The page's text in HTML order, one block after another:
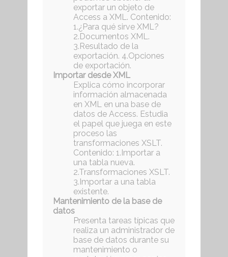
exportar un objeto de
Access a XML. Contenido:
1.¿Para qué sirve XML?
2.Documentos XML.
3.Resultado de la
exportación. 4.Opciones
de exportación.
Importar desde XML
Explica cómo incorporar
información almacenada
en XML en una base de
datos de Access. Estudia
el papel que juega en este
proceso las
transformaciones XSLT.
Contenido: 1.Importar a
una tabla nueva.
2.Transformaciones XSLT.
3.Importar a una tabla
existente.
Mantenimiento de la base de
datos
Presenta tareas típicas que
realiza un administrador de
base de datos durante su
mantenimiento o